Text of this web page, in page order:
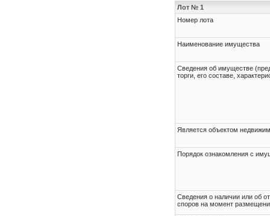
Лот № 1
Номер лота
Наименование имущества
Cведения об имуществе
торги, его составе,
Является объектом
Порядок ознакомления с
Cведения о наличии или об
споров на момент